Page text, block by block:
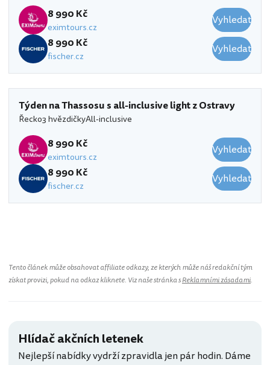
8 990 Kč
eximtours.cz
Vyhledat
8 990 Kč
fischer.cz Vyhledat
Týden na Thassosu s all-inclusive light z Ostravy
Řecko3 hvězdičkyAll-inclusive
8 990 Kč
eximtours.cz
Vyhledat
8 990 Kč
fischer.cz Vyhledat
Tento článek může obsahovat affiliate odkazy, ze kterých může náš redakční tým
získat provizi, pokud na odkaz kliknete. Viz naše stránka sReklamními zásadami.
Hlídač akčních letenek
Nejlepší nabídky vydrží zpravidla jen pár hodin. Dáme